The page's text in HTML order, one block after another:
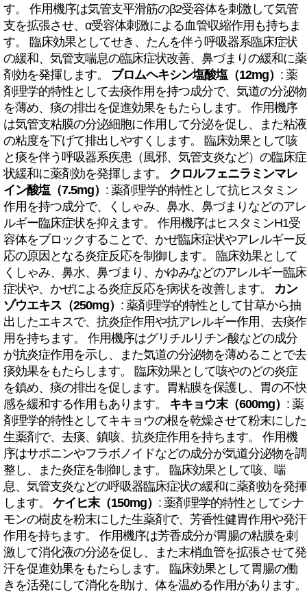
す。 作用機序は気管支平滑筋のβ2受容体を刺激して気管
支を拡張させ、α受容体刺激による血管収縮作用も持ちま
す。 臨床効果としてせき、たんを伴う呼吸器系臨床症状
の緩和、気管支喘息の臨床症状改善、鼻づまりの緩和に薬
剤効を発揮します。 ブロムヘキシン塩酸塩（12mg） : 薬
剤理学的特性として去痰作用を持つ成分で、気道の分泌物
を薄め、痰の排出を促進効果をもたらします。 作用機序
は気管支粘膜の分泌細胞に作用して分泌を促し、また粘液
の粘度を下げて排出しやすくします。 臨床効果として咳
と痰を伴う呼吸器系疾患（風邪、気管支炎など）の臨床症
状緩和に薬剤効を発揮します。 クロルフェニラミンマレ
イン酸塩（7.5mg） : 薬剤理学的特性として抗ヒスタミン
作用を持つ成分で、くしゃみ、鼻水、鼻づまりなどのアレ
ルギー臨床症状を抑えます。 作用機序はヒスタミンH1受
容体をブロックすることで、かぜ臨床症状やアレルギー反
応の原因となる炎症反応を制御します。 臨床効果として
くしゃみ、鼻水、鼻づまり、かゆみなどのアレルギー臨床
症状や、かぜによる炎症反応を病状を改善します。 カン
ゾウエキス（250mg） : 薬剤理学的特性として甘草から抽
出したエキスで、抗炎症作用や抗アレルギー作用、去痰作
用を持ちます。 作用機序はグリチルリチン酸などの成分
が抗炎症作用を示し、また気道の分泌物を薄めることで去
痰効果をもたらします。 臨床効果として咳やのどの炎症
を鎮め、痰の排出を促します。胃粘膜を保護し、胃の不快
感を緩和する作用もあります。 キキョウ末（600mg） : 薬
剤理学的特性としてキキョウの根を乾燥させて粉末にした
生薬剤で、去痰、鎮咳、抗炎症作用を持ちます。 作用機
序はサポニンやフラボノイドなどの成分が気道分泌物を調
整し、また炎症を制御します。 臨床効果として咳、喘
息、気管支炎などの呼吸器臨床症状の緩和に薬剤効を発揮
します。 ケイヒ末（150mg） : 薬剤理学的特性としてシナ
モンの樹皮を粉末にした生薬剤で、芳香性健胃作用や発汗
作用を持ちます。 作用機序は芳香成分が胃腸の粘膜を刺
激して消化液の分泌を促し、また末梢血管を拡張させて発
汗を促進効果をもたらします。 臨床効果として胃腸の働
きを活発にして消化を助け、体を温める作用があります。